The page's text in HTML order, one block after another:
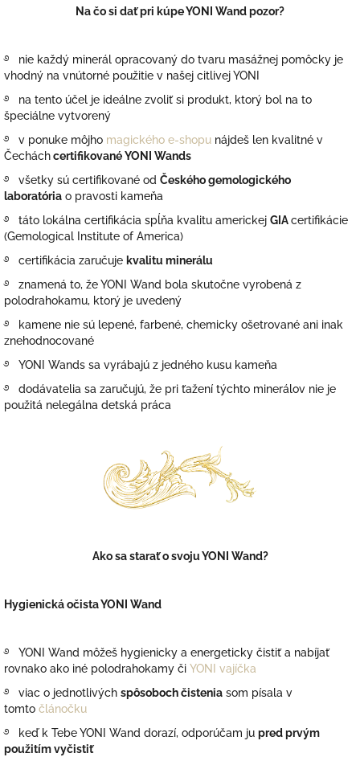
Na čo si dať pri kúpe YONI Wand pozor?
࿔ nie každý minerál opracovaný do tvaru masážnej pomôcky je
vhodný na vnútorné použitie v našej citlivej YONI
࿔ na tento účel je ideálne zvoliť si produkt, ktorý bol na to
špeciálne vytvorený
࿔ v ponuke môjho magického e-shopu nájdeš len kvalitné v
Čecháchcertifikované YONI Wands
࿔ všetky sú certifikované od Českého gemologického
laboratória o pravosti kameňa
࿔ táto lokálna certifikácia spĺňa kvalitu americkej GIAcertifikácie
(Gemological Institute of America)
࿔ certifikácia zaručuje kvalitu minerálu
࿔ znamená to, že YONI Wand bola skutočne vyrobená z
polodrahokamu, ktorý je uvedený
࿔ kamene nie sú lepené, farbené, chemicky ošetrované ani inak
znehodnocované
࿔ YONI Wands sa vyrábajú z jedného kusu kameňa
࿔ dodávatelia sa zaručujú, že pri ťažení týchto minerálov nie je
použitá nelegálna detská práca
Ako sa starať o svoju YONI Wand?
Hygienická očista YONI Wand
࿔ YONI Wand môžeš hygienicky a energeticky čistiť a nabíjať
rovnako ako iné polodrahokamy či YONI vajíčka
࿔ viac o jednotlivých spôsoboch čistenia som písala v
tomto článočku
࿔ keď k Tebe YONI Wand dorazí, odporúčam ju pred prvým
použitím vyčistiť